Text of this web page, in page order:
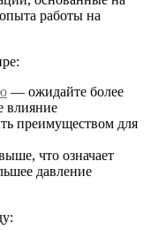
работы на
— ожидайте более
влияние
преимуществом для
что означает
давление